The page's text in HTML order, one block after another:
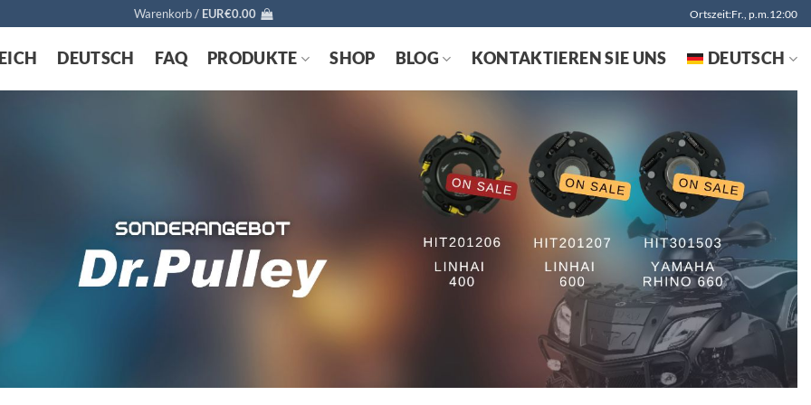
Warenkorb / EUR€0.00 Ortszeit:Fr., p.m.12:00
DEUTSCH FAQ PRODUKTE SHOP BLOG KONTAKTIEREN SIE UNS DEUTSCH